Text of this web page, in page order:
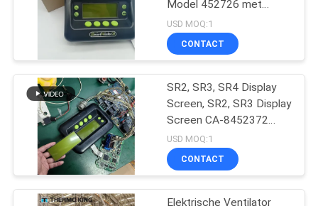
Model 452726 met
reparatiediensten voor
SR2 SR3 SR4
USD MOQ:1
CONTACT
SR2, SR3, SR4 Display
Screen, SR2, SR3 Display
Screen CA-8452372
Groen Display Type LCD
Screen voor THERMO
KING SB210 SB230 HMI
USD MOQ:1
CONTACT
Elektrische Ventilator